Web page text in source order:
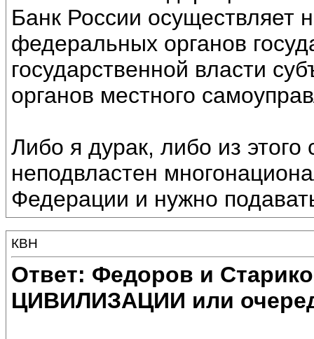
Банк России осуществляет
федеральных органов
государственной власти
органов местного
Либо я дурак, либо из этого
неподвластен
Федерации и нужно
КВН
Ответ: Федоров и
ЦИВИЛИЗАЦИИ или